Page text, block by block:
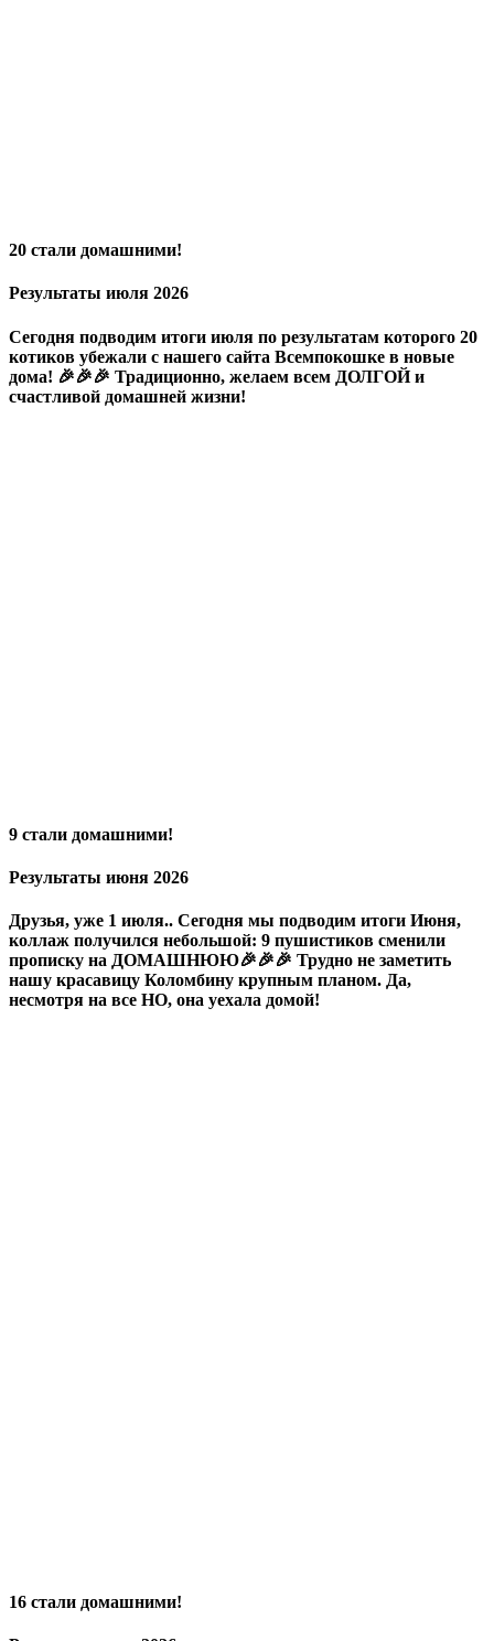
20 стали домашними!
Результаты июля 2026
Сегодня подводим итоги июля по результатам которого 20
котиков убежали с нашего сайта Всемпокошке в новые
дома! 🎉🎉🎉 Традиционно, желаем всем ДОЛГОЙ и
счастливой домашней жизни!
9 стали домашними!
Результаты июня 2026
Друзья, уже 1 июля.. Сегодня мы подводим итоги Июня,
коллаж получился небольшой: 9 пушистиков сменили
прописку на ДОМАШНЮЮ🎉🎉🎉 Трудно не заметить
нашу красавицу Коломбину крупным планом. Да,
несмотря на все НО, она уехала домой!
16 стали домашними!